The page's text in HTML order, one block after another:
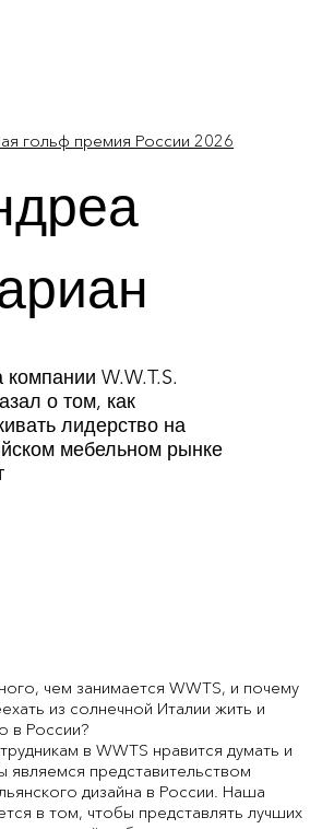
гольф премия России 2026
компании W.W.T.S.
о том, как
лидерство на
мебельном рынке
чем занимается WWTS, и почему
из солнечной Италии жить и
в России?
в WWTS нравится думать и
являемся представительством
дизайна в России. Наша
в том, чтобы представлять лучших